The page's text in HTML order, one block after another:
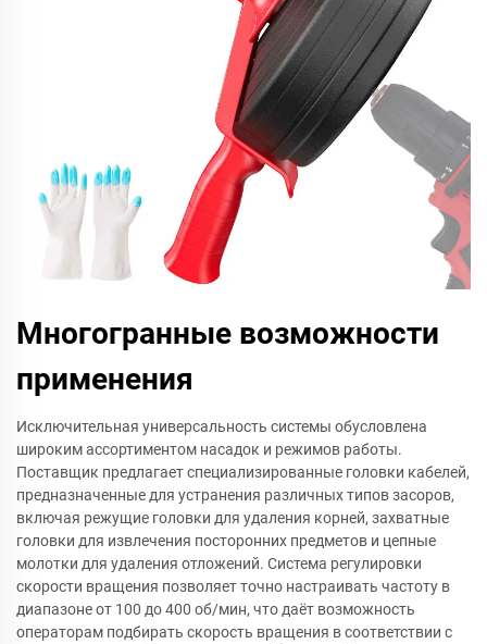
Многогранные возможности
применения
Исключительная универсальность системы обусловлена
широким ассортиментом насадок и режимов работы.
Поставщик предлагает специализированные головки кабелей,
предназначенные для устранения различных типов засоров,
включая режущие головки для удаления корней, захватные
головки для извлечения посторонних предметов и цепные
молотки для удаления отложений. Система регулировки
скорости вращения позволяет точно настраивать частоту в
диапазоне от 100 до 400 об/мин, что даёт возможность
операторам подбирать скорость вращения в соответствии с